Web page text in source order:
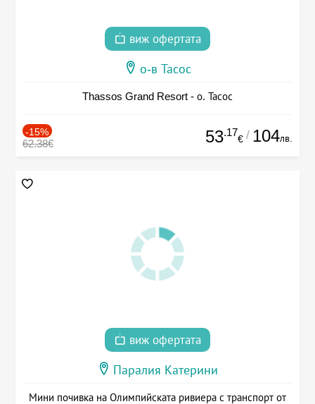
виж офертата
о-в Тасос
Thassos Grand Resort - о. Тасос
-15%
62.38€ 53.17
€ / 104лв.
виж офертата
Паралия Катерини
Мини почивка на Олимпийската ривиера с транспорт от